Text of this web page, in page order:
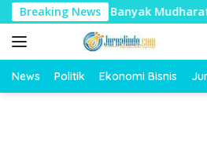
Langsung
ke
konten
Breaking News
Timbulkan Banyak Mudharat,
News Politik Ekonomi Bisnis